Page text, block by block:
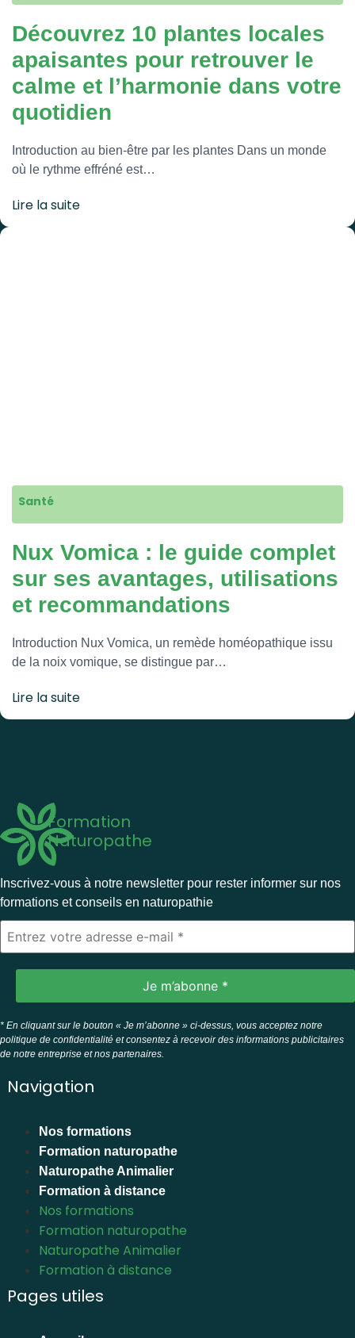
Découvrez 10 plantes locales
apaisantes pour retrouver le
calme et l’harmonie dans votre
quotidien
Introduction au bien-être par les plantes Dans un monde
où le rythme effréné est…
Lire la suite
Santé
Nux Vomica : le guide complet
sur ses avantages, utilisations
et recommandations
Introduction Nux Vomica, un remède homéopathique issu
de la noix vomique, se distingue par…
Lire la suite
Formation
Naturopathe
Inscrivez-vous à notre newsletter pour rester informer sur nos
formations et conseils en naturopathie
* En cliquant sur le bouton « Je m’abonne » ci-dessus, vous acceptez notre
politique de confidentialité et consentez à recevoir des informations publicitaires
de notre entreprise et nos partenaires.
Navigation
Nos formations
Formation naturopathe
Naturopathe Animalier
Formation à distance
Nos formations
Formation naturopathe
Naturopathe Animalier
Formation à distance
Pages utiles